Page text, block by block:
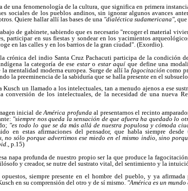
de una fenomenología de la cultura, que significa en primera
sociales de los pueblos andinos, sin ignorar algunos avances
Quiere hallar allí las bases de una "dialéctica sudamericana",
de gabinete, sabiendo que es necesario "recoger el material
participar en sus fiestas y sondear en los yacimientos
en las calles y en los barrios de la gran ciudad". (Exordio).
crónica del indio Santa Cruz Pachacuti participa de la condición
la categoría de ese estaro estar aquíque define una
mentalidad moderna europea. Surge de allí lafagocitacióncomo
la preeminencia de la sabiduría que se halla presente en el subsuelo
un llamado a los intelectuales, tan a menudo ajenos a ese
conversión de los intelectuales, de la necesidad de una nueva
inicial deAmérica profundaal presentarnos el recinto
"siempre nos queda la sensación de que afuera ha quedado lo
"es todo lo que se da más allá de nuestra populosa y cómoda
en estas afirmaciones del pensador, que habla siempre desde
no sólo porque advertimos ese miedo en el mismo indio, sino
., p.15)
napa profunda de nuestro propio ser la que produce la
y creador, se nutre del sustrato vital, del sentimiento y la
siempre presente en el hombre del pueblo, y ya
en su comprensión del otro y de sí mismo. "América es un